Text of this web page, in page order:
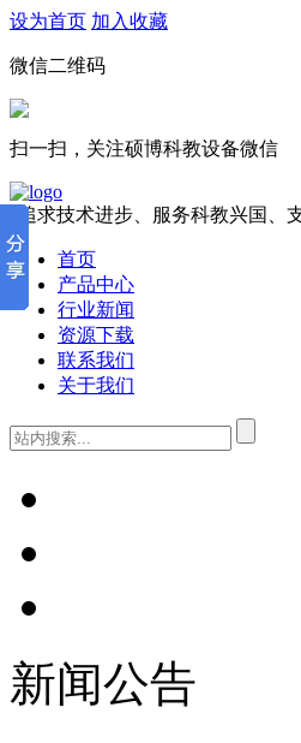
设为首页 加入收藏
微信二维码
扫一扫，关注硕博科教设备微信
"追求技术进步、服务科教兴国、
首页
产品中心
行业新闻
资源下载
联系我们
关于我们
新闻公告